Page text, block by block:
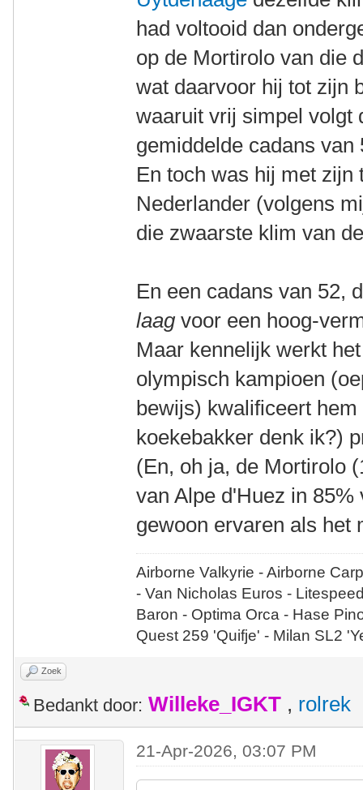
had voltooid dan
op de Mortirolo van die
wat daarvoor hij tot zijn
waaruit vrij simpel volgt
gemiddelde cadans
En toch was hij met zijn
Nederlander (volgens
die zwaarste klim van
En een cadans van 52,
laagvoor een hoog-
Maar kennelijk werkt
olympisch kampioen
bewijs) kwalificeert
koekebakker denk ik?)
(En, oh ja, de Mortirolo
van Alpe d'Huez in
gewoon ervaren als
Airborne Valkyrie - Airborne
- Van Nicholas Euros -
Baron - Optima Orca - Hase
Quest 259 'Quifje' - Milan SL2
Zoek
Bedankt door: Willeke_IGKT , rolrek
21-Apr-2026, 03:07 PM